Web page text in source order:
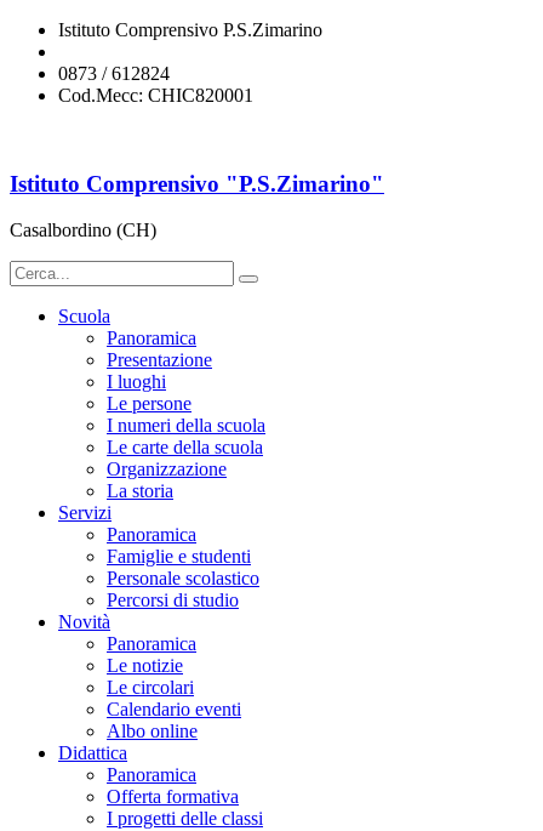
Istituto Comprensivo P.S.Zimarino
0873 / 612824
Cod.Mecc: CHIC820001
Istituto Comprensivo "P.S.Zimarino"
Casalbordino (CH)
Scuola
Panoramica
Presentazione
I luoghi
Le persone
I numeri della scuola
Le carte della scuola
Organizzazione
La storia
Servizi
Panoramica
Famiglie e studenti
Personale scolastico
Percorsi di studio
Novità
Panoramica
Le notizie
Le circolari
Calendario eventi
Albo online
Didattica
Panoramica
Offerta formativa
I progetti delle classi